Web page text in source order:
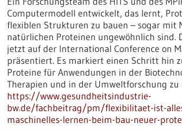
Computermodell entwickelt, das lernt,
flexiblen Strukturen zu bauen – sogar mit
natürlichen Proteinen ungewöhnlich sind.
jetzt auf der International Conference on
präsentiert. Es markiert einen Schritt hin
Proteine für Anwendungen in der
Therapien und in der Umweltforschung zu
https://www.gesundheitsindustrie-
bw.de/fachbeitrag/pm/flexibilitaet-ist-
maschinelles-lernen-beim-bau-neuer-